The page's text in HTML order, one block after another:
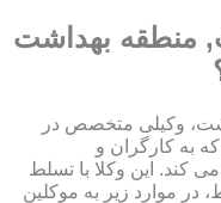
منطقه بهداشت
وکیلی متخصص در
به کارگران و
کند. این وکلا با تسلط
در موارد زیر به موکلین